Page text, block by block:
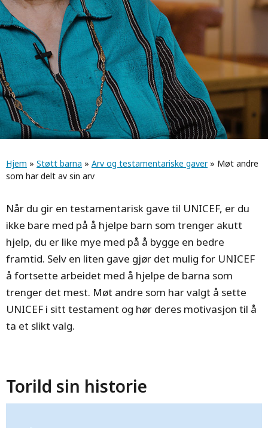
Navigasjonssti
Hjem » Støtt barna » Arv og testamentariske gaver» Møt andre
som har delt av sin arv
Når du gir en testamentarisk gave til UNICEF, er du
ikke bare med på å hjelpe barn som trenger akutt
hjelp, du er like mye med på å bygge en bedre
framtid. Selv en liten gave gjør det mulig for UNICEF
å fortsette arbeidet med å hjelpe de barna som
trenger det mest. Møt andre som har valgt å sette
UNICEF i sitt testament og hør deres motivasjon til å
ta et slikt valg.
Torild sin historie